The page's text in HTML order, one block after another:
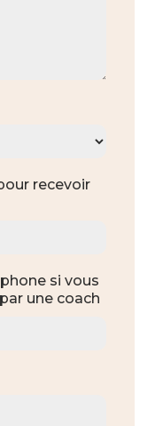
recevoir
si vous
une coach